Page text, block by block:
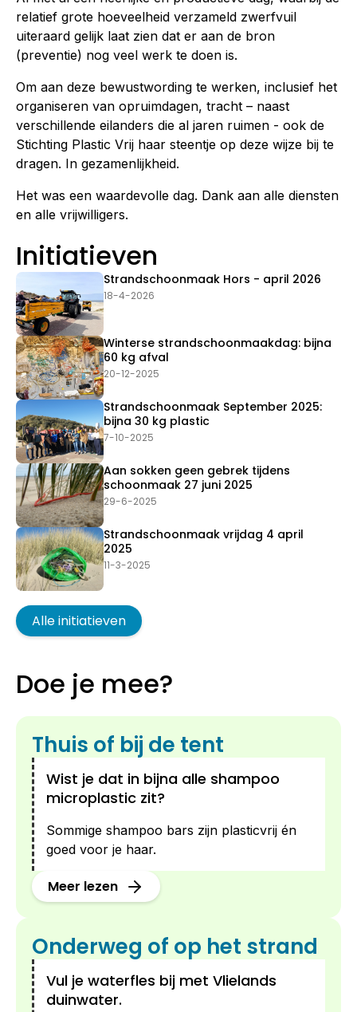
relatief grote hoeveelheid verzameld zwerfvuil
uiteraard gelijk laat zien dat er aan de bron
(preventie) nog veel werk te doen is.
Om aan deze bewustwording te werken, inclusief het
organiseren van opruimdagen, tracht – naast
verschillende eilanders die al jaren ruimen - ook de
Stichting Plastic Vrij haar steentje op deze wijze bij te
dragen. In gezamenlijkheid.
Het was een waardevolle dag. Dank aan alle diensten
en alle vrijwilligers.
Initiatieven
Strandschoonmaak Hors - april 2026
18-4-2026
Winterse strandschoonmaakdag: bijna
60 kg afval
20-12-2025
Strandschoonmaak September 2025:
bijna 30 kg plastic
7-10-2025
Aan sokken geen gebrek tijdens
schoonmaak 27 juni 2025
29-6-2025
Strandschoonmaak vrijdag 4 april
2025
11-3-2025
Alle initiatieven
Doe je mee?
Thuis of bij de tent
Wist je dat in bijna alle shampoo
microplastic zit?
Sommige shampoo bars zijn plasticvrij én
goed voor je haar.
Meer lezen
Onderweg of op het strand
Vul je waterfles bij met Vlielands
duinwater.